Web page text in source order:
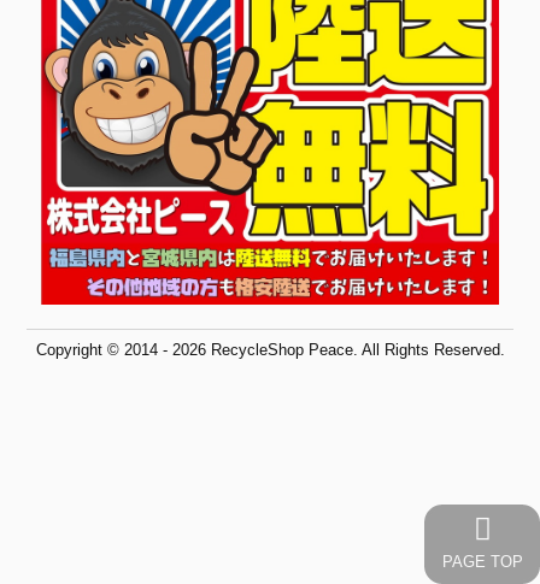
Copyright © 2014 - 2026 RecycleShop Peace. All Rights Reserved.